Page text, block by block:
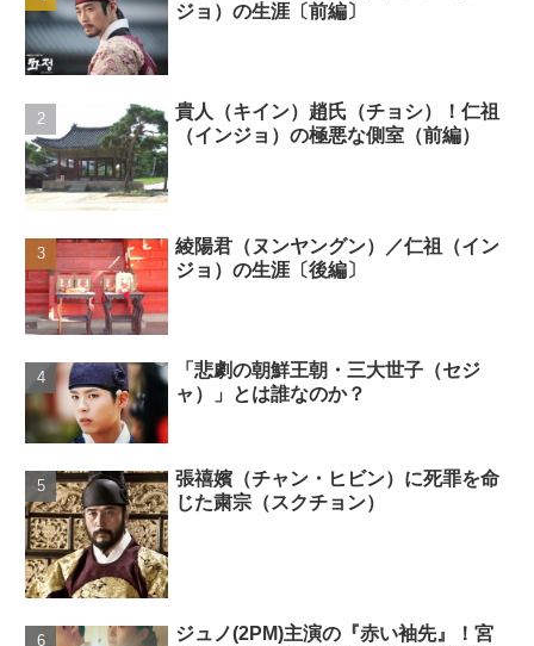
ジョ）の生涯〔前編〕
貴人（キイン）趙氏（チョシ）！仁祖
（インジョ）の極悪な側室（前編）
綾陽君（ヌンヤングン）／仁祖（イン
ジョ）の生涯〔後編〕
「悲劇の朝鮮王朝・三大世子（セジ
ャ）」とは誰なのか？
張禧嬪（チャン・ヒビン）に死罪を命
じた粛宗（スクチョン）
ジュノ(2PM)主演の『赤い袖先』！宮